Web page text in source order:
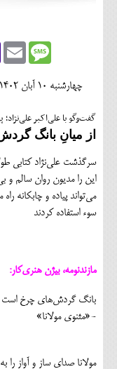
وبلاگ
کلینیک
حقوقی
محیط زیست و
فرهنگی و هنری
سیاسی
خانه
EmailMessage
چهارشنبه 10 آبان 1402-17:32
گفت‌وگو با علی‌اکبر علی‌نژاد؛
از میانِ بانگ
سرگذشت علی‌نژاد کتابی
این را مدیون روان سالم
می‌تواند پیاده و چابکانه
سوء استفاده کردند
مازندنومه، بیژن هنری‌کار:
بانگ گردش‌های چرخ است
-«مثنوی مولانا»
مولانا صدای ساز و آواز